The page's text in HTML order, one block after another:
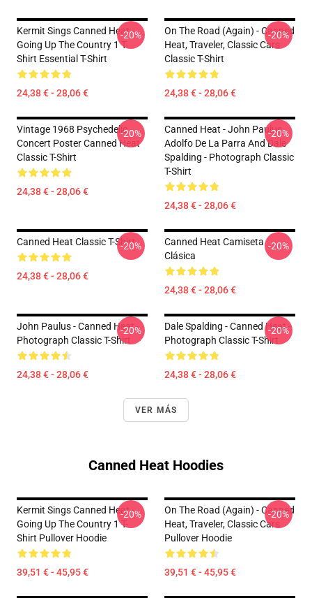
Kermit Sings Canned Heat -
Going Up The Country 1 T-
Shirt Essential T-Shirt
24,38 € - 28,06 €
-20%
On The Road (again) - Canned
Heat, Traveler, Classic Cars
Classic T-Shirt
24,38 € - 28,06 €
-20%
Vintage 1968 Psychedelic
Concert Poster Canned Heat
Classic T-Shirt
24,38 € - 28,06 €
-20%
Canned Heat - John Paulus,
Adolfo De La Parra And Dale
Spalding - Photograph Classic
T-Shirt
24,38 € - 28,06 €
-20%
Canned Heat Classic T-Shirt
24,38 € - 28,06 €
-20%
Canned Heat Camiseta
Clásica
24,38 € - 28,06 €
-20%
John Paulus - Canned Heat -
Photograph Classic T-Shirt
24,38 € - 28,06 €
-20%
Dale Spalding - Canned Heat -
Photograph Classic T-Shirt
24,38 € - 28,06 €
-20%
VER MÁS
Canned Heat Hoodies
Kermit Sings Canned Heat -
Going Up The Country 1 T-
Shirt Pullover Hoodie
39,51 € - 45,95 €
-20%
On The Road (again) - Canned
Heat, Traveler, Classic Cars
Pullover Hoodie
39,51 € - 45,95 €
-20%